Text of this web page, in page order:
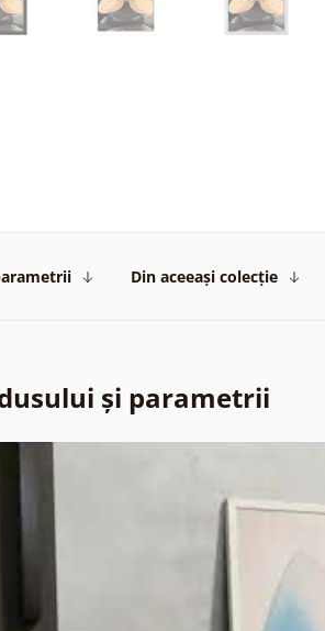
Din aceeași colecție
și parametrii